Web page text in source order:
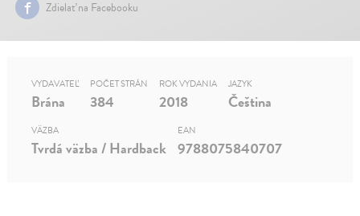
Zdielať na Facebooku
VYDAVATEĽ
Brána
POČET STRÁN
384
ROK VYDANIA
2018
JAZYK
Čeština
VÄZBA
Tvrdá väzba / Hardback
EAN
9788075840707